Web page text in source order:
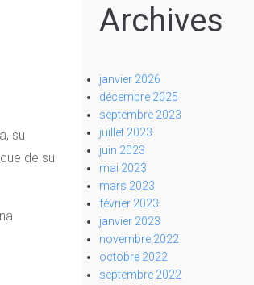
su
de su
Archives
janvier 2026
décembre 2025
septembre 2023
juillet 2023
juin 2023
mai 2023
mars 2023
février 2023
janvier 2023
novembre 2022
octobre 2022
septembre 2022